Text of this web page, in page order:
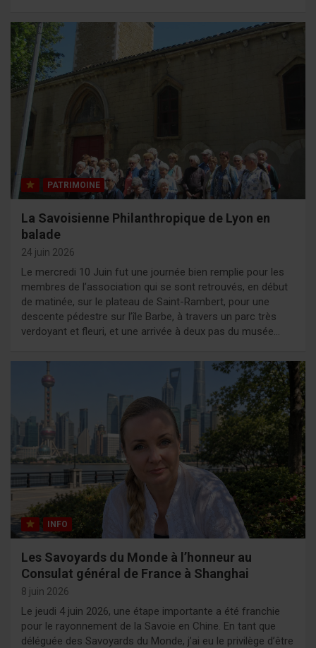
PATRIMOINE
La Savoisienne Philanthropique de Lyon en
balade
24 juin 2026
Le mercredi 10 Juin fut une journée bien remplie pour les
membres de l’association qui se sont retrouvés, en début
de matinée, sur le plateau de Saint-Rambert, pour une
descente pédestre sur l’île Barbe, à travers un parc très
verdoyant et fleuri, et une arrivée à deux pas du musée…
INFO
Les Savoyards du Monde à l’honneur au
Consulat général de France à Shanghai
8 juin 2026
Le jeudi 4 juin 2026, une étape importante a été franchie
pour le rayonnement de la Savoie en Chine. En tant que
déléguée des Savoyards du Monde, j’ai eu le privilège d’être